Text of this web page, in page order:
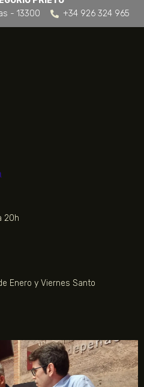
- 13300
+34 926 324 965
20h
Enero y Viernes Santo